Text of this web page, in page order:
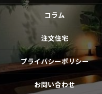
コラム
注文住宅
プライバシーポリシー
お問い合わせ